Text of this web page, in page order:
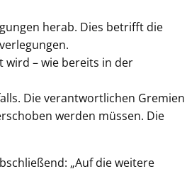
herab. Dies betrifft die
wird – wie bereits in der
Die verantwortlichen Gremien
werden müssen. Die
„Auf die weitere